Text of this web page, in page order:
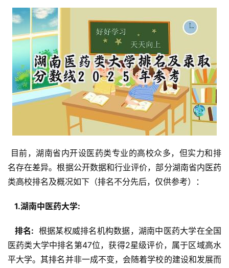
名存在差异。根据公开数据和行业评价，部分湖南省内医药
类高校排名及概况如下（排名不分先后，仅供参考）：
  1.湖南中医药大学:
  排名:
根据某权威排名机构数据，湖南中医药大学在全国
医药类大学中排名第47位，获得2星级评价，属于区域高水
平大学。其排名并非一成不变，会随着学校的建设和发展而